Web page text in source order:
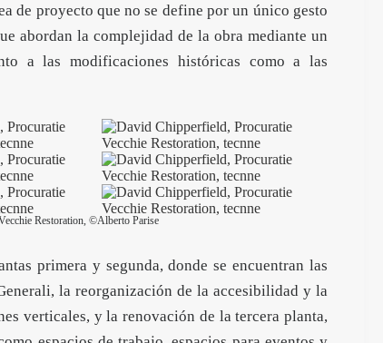
de proyecto que no se define por un único gesto
abordan la complejidad de la obra mediante un
a las modificaciones históricas como a las
Restoration, ©Alberto Parise
primera y segunda, donde se encuentran las
la reorganización de la accesibilidad y la
verticales, y la renovación de la tercera planta,